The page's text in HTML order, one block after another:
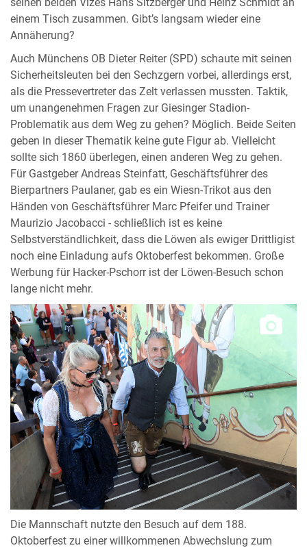
seinen beiden Vizes Hans Sitzberger und Heinz Schmidt an
einem Tisch zusammen. Gibt’s langsam wieder eine
Annäherung?
Auch Münchens OB Dieter Reiter (SPD) schaute mit seinen
Sicherheitsleuten bei den Sechzgern vorbei, allerdings erst,
als die Pressevertreter das Zelt verlassen mussten. Taktik,
um unangenehmen Fragen zur Giesinger Stadion-
Problematik aus dem Weg zu gehen? Möglich. Beide Seiten
geben in dieser Thematik keine gute Figur ab. Vielleicht
sollte sich 1860 überlegen, einen anderen Weg zu gehen.
Für Gastgeber Andreas Steinfatt, Geschäftsführer des
Bierpartners Paulaner, gab es ein Wiesn-Trikot aus den
Händen von Geschäftsführer Marc Pfeifer und Trainer
Maurizio Jacobacci - schließlich ist es keine
Selbstverständlichkeit, dass die Löwen als ewiger Drittligist
noch eine Einladung aufs Oktoberfest bekommen. Große
Werbung für Hacker-Pschorr ist der Löwen-Besuch schon
lange nicht mehr.
Die Mannschaft nutzte den Besuch auf dem 188.
Oktoberfest zu einer willkommenen Abwechslung zum